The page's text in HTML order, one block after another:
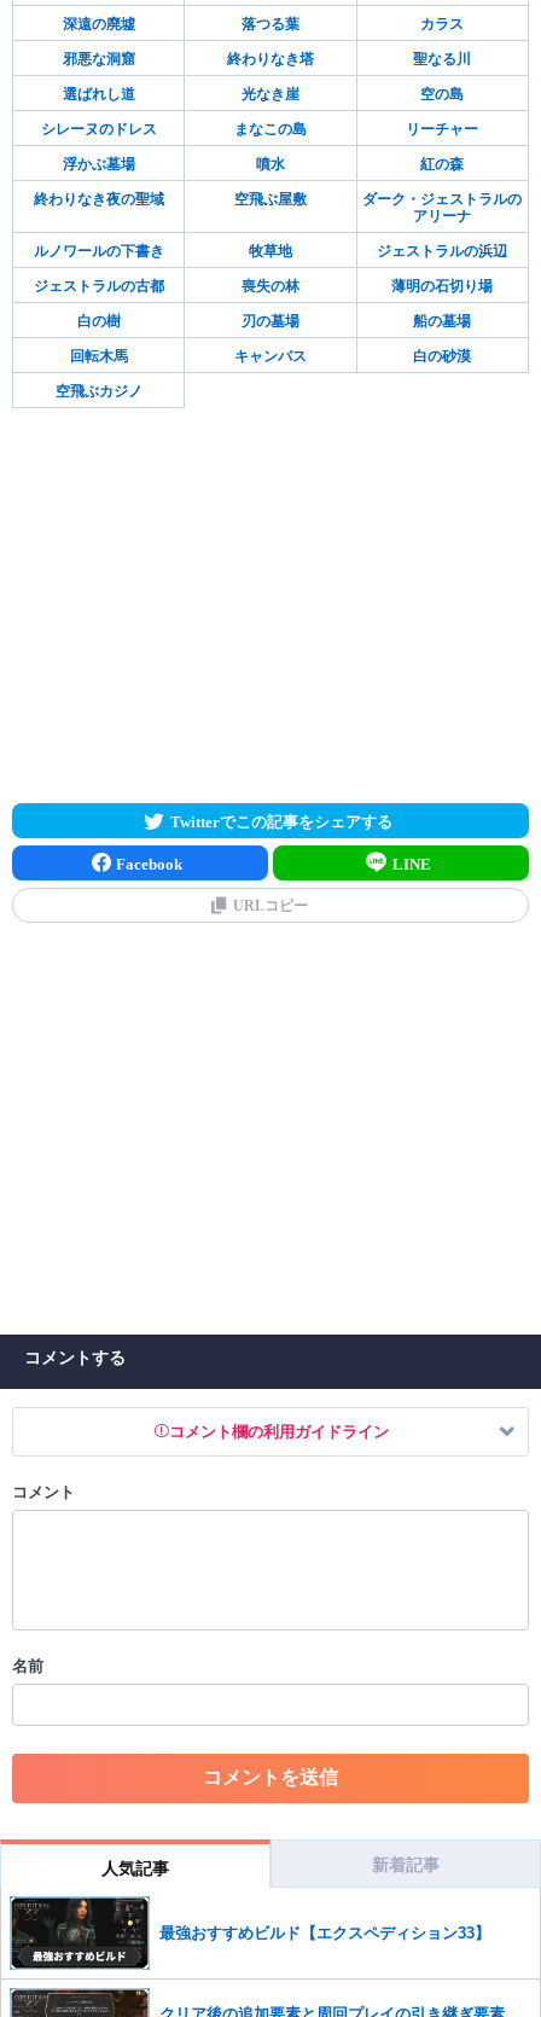
深遠の廃墟 落つる葉 カラス
邪悪な洞窟 終わりなき塔 聖なる川
選ばれし道 光なき崖 空の島
シレーヌのドレス まなこの島 リーチャー
浮かぶ墓場 噴水 紅の森
終わりなき夜の聖域 空飛ぶ屋敷
ダーク・ジェストラルの
アリーナ
ルノワールの下書き 牧草地 ジェストラルの浜辺
ジェストラルの古都 喪失の林 薄明の石切り場
白の樹 刃の墓場 船の墓場
回転木馬 キャンバス 白の砂漠
空飛ぶカジノ
Twitterでこの記事をシェアする
Facebook LINE
URLコピー
コメントする
コメント欄の利用ガイドライン
以下の書き込みを禁止とし、場合によってはコメント削除や書き込み制
・一度削除された投稿を再び投稿すること
・アカウントの売買など金銭が絡む内容の投稿
・各ゲームのネタバレを含む内容の投稿
・その他、管理者が不適切と判断した投稿
だけますでしょうか。
コメントの削除を申請する
※投稿内容を確認後、順次対応さ
せていただきます。ご了承ください。
※一度削除したコメントは復元ができませんのでご注意くだ
さい。
また、過度な利用規約の違反や、弊社に損害の及ぶ内容の書き込みがあ
コメント
名前
人気記事 新着記事
最強おすすめビルド【エクスペディション33】